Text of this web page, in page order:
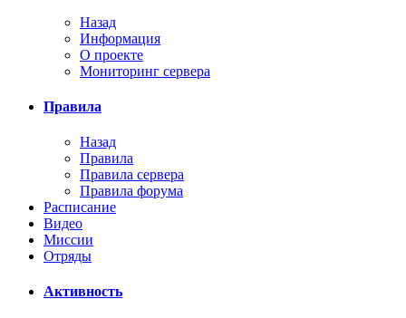
Назад
Информация
О проекте
Мониторинг сервера
Правила
Назад
Правила
Правила сервера
Правила форума
Расписание
Видео
Миссии
Отряды
Активность